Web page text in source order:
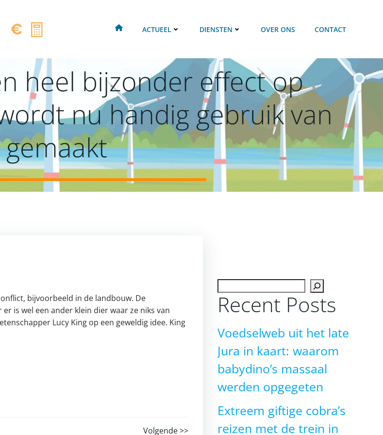
ACTUEEL DIENSTEN OVER ONS CONTACT
heel bijzonder effect op
nu handig gebruik van
gemaakt
bijvoorbeeld in de landbouw. De
is wel een ander klein dier waar ze niks van
Lucy King op een geweldig idee. King
Volgende >>
Recent Posts
Voedselweb uit het late
Jura in kaart: waarom
babydino’s massaal
werden opgegeten
Extreem giftige cobra’s
reizen met de trein in